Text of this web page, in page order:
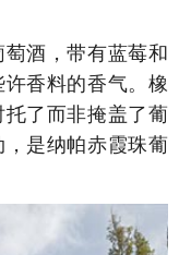
酒，带有蓝莓和
香料的香气。橡
了而非掩盖了葡
是纳帕赤霞珠葡